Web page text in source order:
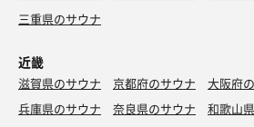
三重県のサウナ
近畿
滋賀県のサウナ 京都府のサウナ
大阪府
兵庫県のサウナ
奈良県のサウナ 和歌山